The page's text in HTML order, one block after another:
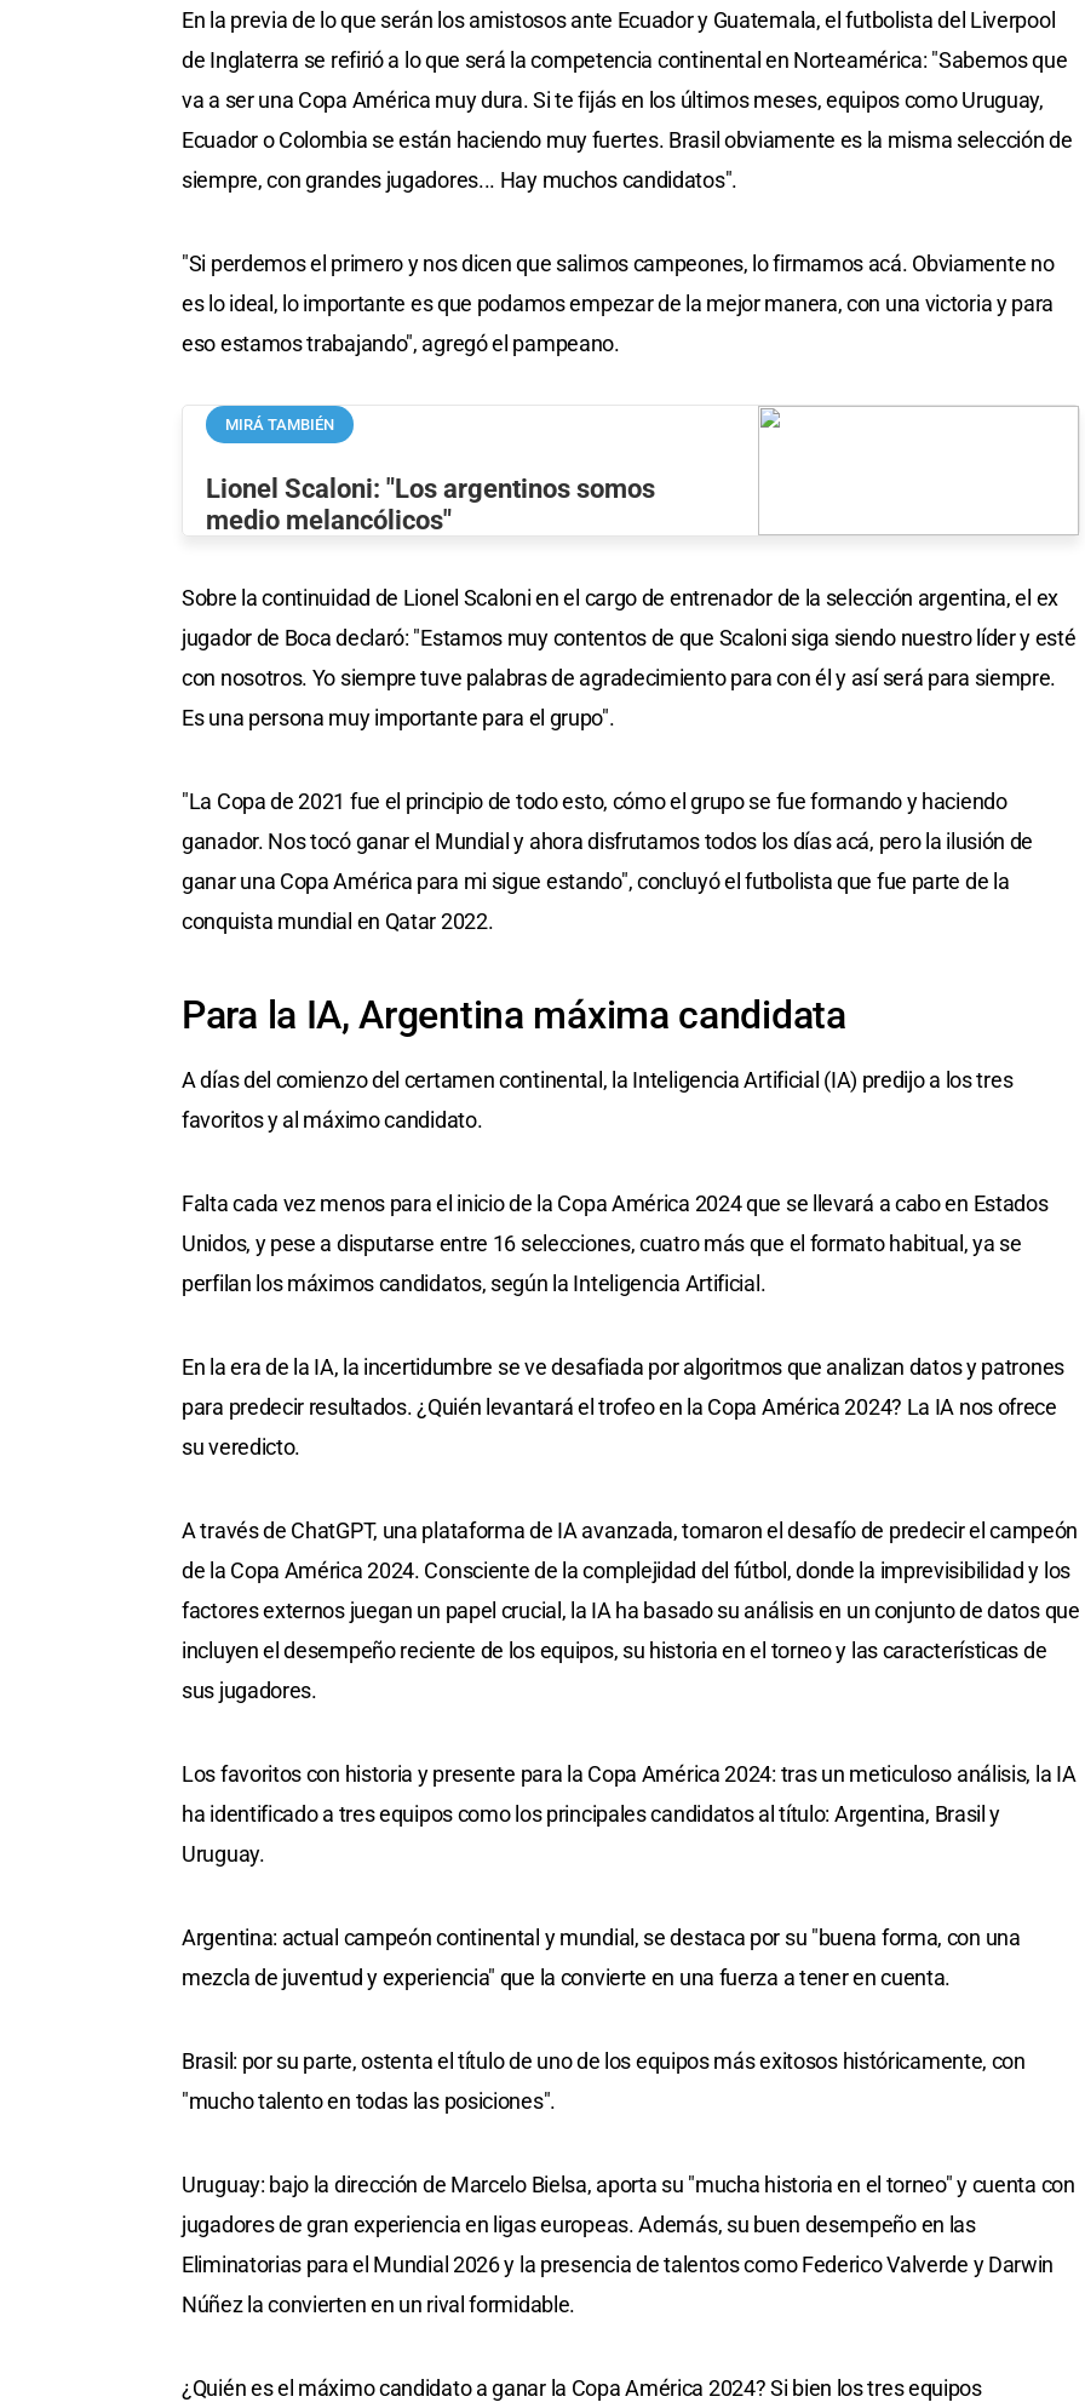
En la previa de lo que serán los amistosos ante Ecuador y Guatemala, el futbolista del Liverpool
de Inglaterra se refirió a lo que será la competencia continental en Norteamérica: "Sabemos que
va a ser una Copa América muy dura. Si te fijás en los últimos meses, equipos como Uruguay,
Ecuador o Colombia se están haciendo muy fuertes. Brasil obviamente es la misma selección de
siempre, con grandes jugadores... Hay muchos candidatos".
"Si perdemos el primero y nos dicen que salimos campeones, lo firmamos acá. Obviamente no
es lo ideal, lo importante es que podamos empezar de la mejor manera, con una victoria y para
eso estamos trabajando", agregó el pampeano.
MIRÁ TAMBIÉN
Lionel Scaloni: "Los argentinos somos
medio melancólicos"
Sobre la continuidad de Lionel Scaloni en el cargo de entrenador de la selección argentina, el ex
jugador de Boca declaró: "Estamos muy contentos de que Scaloni siga siendo nuestro líder y esté
con nosotros. Yo siempre tuve palabras de agradecimiento para con él y así será para siempre.
Es una persona muy importante para el grupo".
"La Copa de 2021 fue el principio de todo esto, cómo el grupo se fue formando y haciendo
ganador. Nos tocó ganar el Mundial y ahora disfrutamos todos los días acá, pero la ilusión de
ganar una Copa América para mi sigue estando", concluyó el futbolista que fue parte de la
conquista mundial en Qatar 2022.
Para la IA, Argentina máxima candidata
A días del comienzo del certamen continental, la Inteligencia Artificial (IA) predijo a los tres
favoritos y al máximo candidato.
Falta cada vez menos para el inicio de la Copa América 2024 que se llevará a cabo en Estados
Unidos, y pese a disputarse entre 16 selecciones, cuatro más que el formato habitual, ya se
perfilan los máximos candidatos, según la Inteligencia Artificial.
En la era de la IA, la incertidumbre se ve desafiada por algoritmos que analizan datos y patrones
para predecir resultados. ¿Quién levantará el trofeo en la Copa América 2024? La IA nos ofrece
su veredicto.
A través de ChatGPT, una plataforma de IA avanzada, tomaron el desafío de predecir el campeón
de la Copa América 2024. Consciente de la complejidad del fútbol, donde la imprevisibilidad y los
factores externos juegan un papel crucial, la IA ha basado su análisis en un conjunto de datos que
incluyen el desempeño reciente de los equipos, su historia en el torneo y las características de
sus jugadores.
Los favoritos con historia y presente para la Copa América 2024: tras un meticuloso análisis, la IA
ha identificado a tres equipos como los principales candidatos al título: Argentina, Brasil y
Uruguay.
Argentina: actual campeón continental y mundial, se destaca por su "buena forma, con una
mezcla de juventud y experiencia" que la convierte en una fuerza a tener en cuenta.
Brasil: por su parte, ostenta el título de uno de los equipos más exitosos históricamente, con
"mucho talento en todas las posiciones".
Uruguay: bajo la dirección de Marcelo Bielsa, aporta su "mucha historia en el torneo" y cuenta con
jugadores de gran experiencia en ligas europeas. Además, su buen desempeño en las
Eliminatorias para el Mundial 2026 y la presencia de talentos como Federico Valverde y Darwin
Núñez la convierten en un rival formidable.
¿Quién es el máximo candidato a ganar la Copa América 2024? Si bien los tres equipos